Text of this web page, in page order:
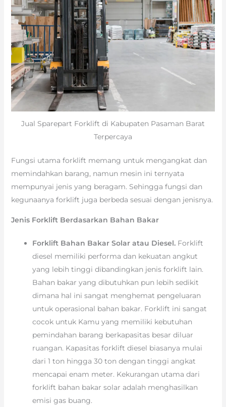
Jual Sparepart Forklift di Kabupaten Pasaman Barat
Terpercaya
Fungsi utama forklift memang untuk mengangkat dan
memindahkan barang, namun mesin ini ternyata
mempunyai jenis yang beragam. Sehingga fungsi dan
kegunaanya forklift juga berbeda sesuai dengan jenisnya.
Jenis Forklift Berdasarkan Bahan Bakar
Forklift Bahan Bakar Solar atau Diesel. Forklift
diesel memiliki performa dan kekuatan angkut
yang lebih tinggi dibandingkan jenis forklift lain.
Bahan bakar yang dibutuhkan pun lebih sedikit
dimana hal ini sangat menghemat pengeluaran
untuk operasional bahan bakar. Forklift ini sangat
cocok untuk Kamu yang memiliki kebutuhan
pemindahan barang berkapasitas besar diluar
ruangan. Kapasitas forklift diesel biasanya mulai
dari 1 ton hingga 30 ton dengan tinggi angkat
mencapai enam meter. Kekurangan utama dari
forklift bahan bakar solar adalah menghasilkan
emisi gas buang.